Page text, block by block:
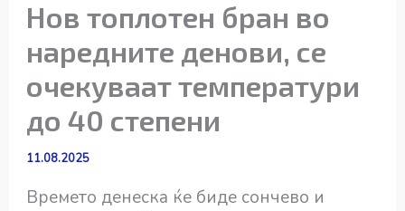
Нов топлотен бран во
наредните денови, се
очекуваат температури
до 40 степени
11.08.2025
Времето денеска ќе биде сончево и